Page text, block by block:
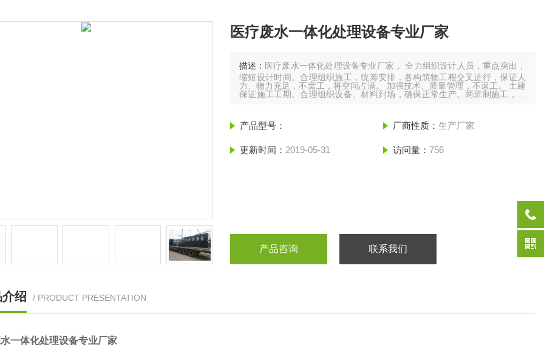
医疗废水一体化处理设备专业厂家
描述： 医疗废水一体化处理设备专业厂家， 全力组织设计人员，重点突出，
缩短设计时间。合理组织施工，统筹安排，各构筑物工程交叉进行，保证人
力、物力充足，不窝工，将空间占满。 加强技术、质量管理，不返工。 土建
保证施工工期。合理组织设备、材料到场，确保正常生产。两班制施工，将
产品型号： 厂商性质： 生产厂家
更新时间： 2019-05-31 访问量： 756
产品咨询 联系我们
绍 / PRODUCT PRESENTATION
一体化处理设备专业厂家